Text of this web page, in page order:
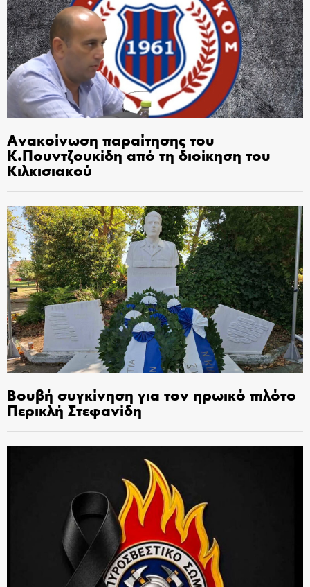
Ανακοίνωση παραίτησης του
Κ.Πουντζουκίδη από τη διοίκηση του
Κιλκισιακού
Βουβή συγκίνηση για τον ηρωικό πιλότο
Περικλή Στεφανίδη